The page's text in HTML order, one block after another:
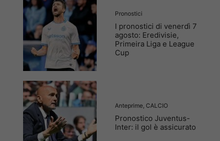
Pronostici
I pronostici di venerdì 7
agosto: Eredivisie,
Primeira Liga e League
Cup
Anteprime CALCIO
Pronostico Juventus-
Inter: il gol è assicurato